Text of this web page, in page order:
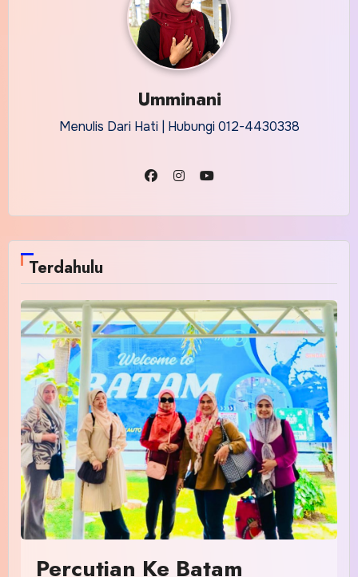
Umminani
Menulis Dari Hati | Hubungi 012-4430338
Terdahulu
Percutian Ke Batam